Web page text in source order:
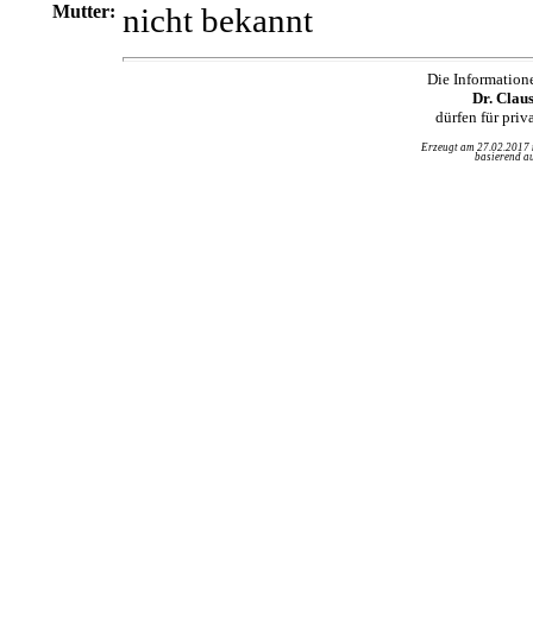
Mutter: nicht bekannt
Die
Dr.
dürfen für
Erzeugt am
basierend